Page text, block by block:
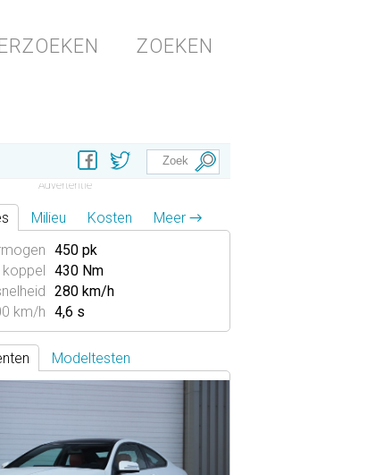
ZOEKEN
Milieu Kosten
Meer →
450 pk
koppel 430 Nm
280 km/h
km/h 4,6 s
Modeltesten